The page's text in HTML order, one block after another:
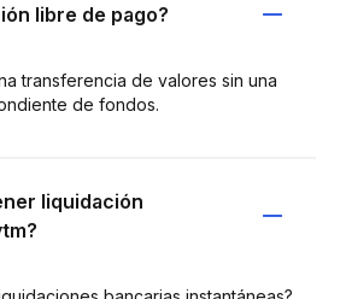
libre de pago?
transferencia de valores sin una
de fondos.
liquidación